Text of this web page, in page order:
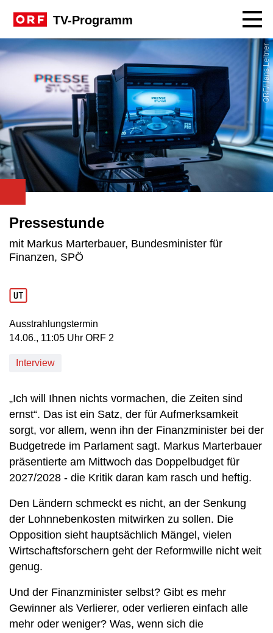
TV-Programm
ORF/Hans Leitner
Pressestunde
mit Markus Marterbauer, Bundesminister für
Finanzen, SPÖ
Ausstrahlungstermin
14. Juni, 11:05 Uhr in ORF 2
14.06., 11:05 Uhr ORF 2
Interview
„Ich will Ihnen nichts vormachen, die Zeiten sind
ernst“. Das ist ein Satz, der für Aufmerksamkeit
sorgt, vor allem, wenn ihn der Finanzminister bei der
Budgetrede im Parlament sagt. Markus Marterbauer
präsentierte am Mittwoch das Doppelbudget für
2027/2028 - die Kritik daran kam rasch und heftig.
Den Ländern schmeckt es nicht, an der Senkung
der Lohnnebenkosten mitwirken zu sollen. Die
Opposition sieht hauptsächlich Mängel, vielen
Wirtschaftsforschern geht der Reformwille nicht weit
genug.
Und der Finanzminister selbst? Gibt es mehr
Gewinner als Verlierer, oder verlieren einfach alle
mehr oder weniger? Was, wenn sich die